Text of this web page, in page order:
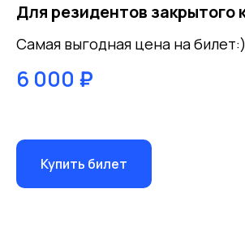
Для резидентов закрытого
Самая выгодная цена на билет:)
6 000 ₽
Купить билет